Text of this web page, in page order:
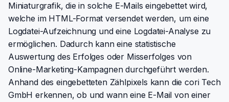
Miniaturgrafik, die in solche E-Mails eingebettet wird,
welche im HTML-Format versendet werden, um eine
Logdatei-Aufzeichnung und eine Logdatei-Analyse zu
ermöglichen. Dadurch kann eine statistische
Auswertung des Erfolges oder Misserfolges von
Online-Marketing-Kampagnen durchgeführt werden.
Anhand des eingebetteten Zählpixels kann die cori Tech
GmbH erkennen, ob und wann eine E-Mail von einer